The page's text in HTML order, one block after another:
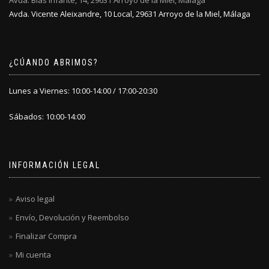
página
de
Avda. Vicente Aleixandre, 10 Local, 29631 Arroyo de la Miel, Málaga
¿CÚANDO ABRIMOS?
Lunes a Viernes: 10:00-14:00 / 17:00-20:30
Sábados: 10:00-14:00
INFORMACIÓN LEGAL
Aviso legal
Envío, Devolución y Reembolso
Finalizar Compra
Mi cuenta